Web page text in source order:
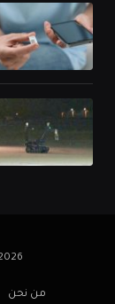
2026 © العرب ميديا. جميع الحقوق
من نحن